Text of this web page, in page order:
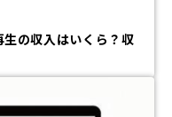
の収入はいくら？収